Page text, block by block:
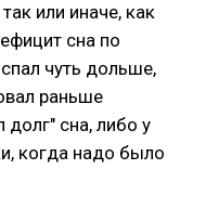
или иначе, как
сна по
чуть дольше,
раньше
долг" сна, либо у
когда надо было